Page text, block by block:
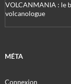
VOLCANMANIA : le
volcanologue
MÉTA
Connexion